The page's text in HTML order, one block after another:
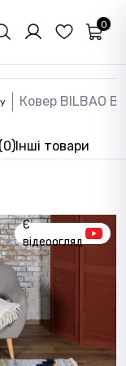
0
Ковер BILBAO
Інші товари
Є
відеоогляд